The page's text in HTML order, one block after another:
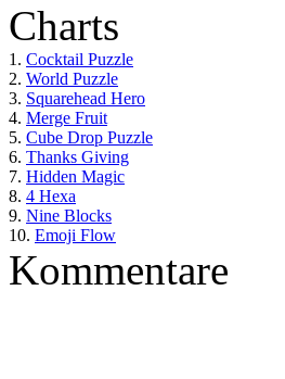
Charts
1. Cocktail Puzzle
2. World Puzzle
3. Squarehead Hero
4. Merge Fruit
5. Cube Drop Puzzle
6. Thanks Giving
7. Hidden Magic
8. 4 Hexa
9. Nine Blocks
10. Emoji Flow
Kommentare